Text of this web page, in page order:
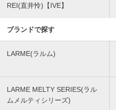
REI(直井怜)【IVE】
ブランドで探す
LARME(ラルム)
LARME MELTY SERIES(ラル
ムメルティシリーズ)